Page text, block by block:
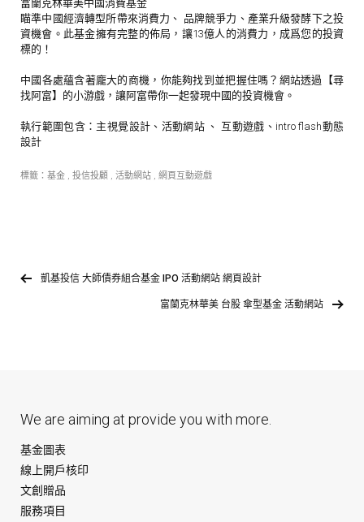
富蘭克林華美中國消費基金
瞄準中國經濟轉型所帶來消費力、 品牌競爭力、產業升級發酵下之投
資機會。此基金擁有完整的佈局，讓13億人的消費力，成爲您的投資
標的！
中國各處蘊含著龐大的商機，你能夠找到並把握住嗎？網站透過【尋
找阿富】的小游戲，讓阿富帶你一起發現中國的投資機會。
執行範圍包含：主視覺設計、活動網站 、 互動遊戲、intro flash動態
設計
標籤： 基金 , 投信投顧 , 活動網站 , 網頁互動遊戲
凱基投信 大師債券組合基金 IPO 活動網站 網頁設計
富蘭克林華美 台股 傘型基金 活動網站
We are aiming at provide you with more.
基金圖表
線上開戶核印
文創贈品
服務項目